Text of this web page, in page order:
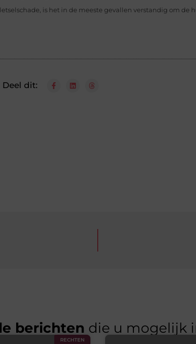
is het in de meeste gevallen verstandig om de
Deel dit:
berichten die u mogelijk
RECHTEN